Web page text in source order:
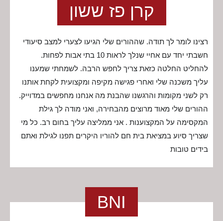
קרן פז ששון
רצינו לומר לך תודה. שההורים שלי הגיעו לצערי למצב סיעודי
חשבתי יחד עם אחיי שנלך לראות 10 בתי אבות לפחות.
להחליט החלטה כזאת צריך לחפש הרבה. לשמחתי שמענו
עליך משכנה שלי ואחרי פגישה מקיפה ומקצועית לקחת אותנו
רק לשני מקומות והרגשנו שהבנת מה אנחנו מחפשים במדוייק.
ההורים שלי מאוד מרוצים מהבחירה, ואני מודה לך גילת
המקסימה על המקצוענות . אני ממליצה עליך בחום רב. כל מי
שצריך סיוע במציאת בית חם להוריו היקרים תפנו לגילת ואתם
בידים טובות
BNI